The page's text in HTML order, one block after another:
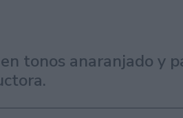
tonos anaranjado y